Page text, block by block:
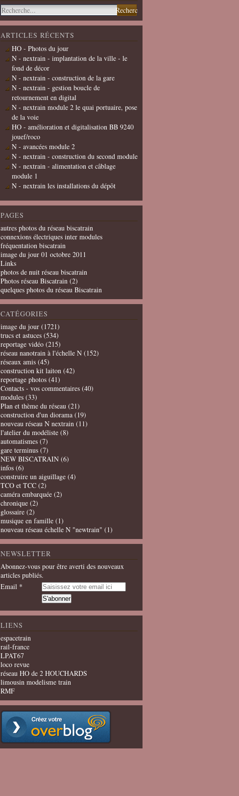
ARTICLES RÉCENTS
HO - Photos du jour
N - nextrain - implantation de la ville - le
fond de décor
N - nextrain - construction de la gare
N - nextrain - gestion boucle de
retournement en digital
N - nextrain module 2 le quai portuaire, pose
de la voie
HO - amélioration et digitalisation BB 9240
jouef/roco
N - avancées module 2
N - nextrain - construction du second module
N - nextrain - alimentation et câblage
module 1
N - nextrain les installations du dépôt
PAGES
autres photos du réseau biscatrain
connexions électriques inter modules
fréquentation biscatrain
image du jour 01 octobre 2011
Links
photos de nuit réseau biscatrain
Photos réseau Biscatrain (2)
quelques photos du réseau Biscatrain
CATÉGORIES
image du jour (1721)
trucs et astuces (534)
reportage vidéo (215)
réseau nanotrain à l'échelle N (152)
réseaux amis (45)
construction kit laiton (42)
reportage photos (41)
Contacts - vos commentaires (40)
modules (33)
Plan et thème du réseau (21)
construction d'un diorama (19)
nouveau réseau N nextrain (11)
l'atelier du modéliste (8)
automatismes (7)
gare terminus (7)
NEW BISCATRAIN (6)
infos (6)
construire un aiguillage (4)
TCO et TCC (2)
caméra embarquée (2)
chronique (2)
glossaire (2)
musique en famille (1)
nouveau réseau échelle N "newtrain" (1)
NEWSLETTER
Abonnez-vous pour être averti des nouveaux
articles publiés.
Email
LIENS
espacetrain
rail-france
LPAT67
loco revue
réseau HO de 2 HOUCHARDS
limousin modelisme train
RMF